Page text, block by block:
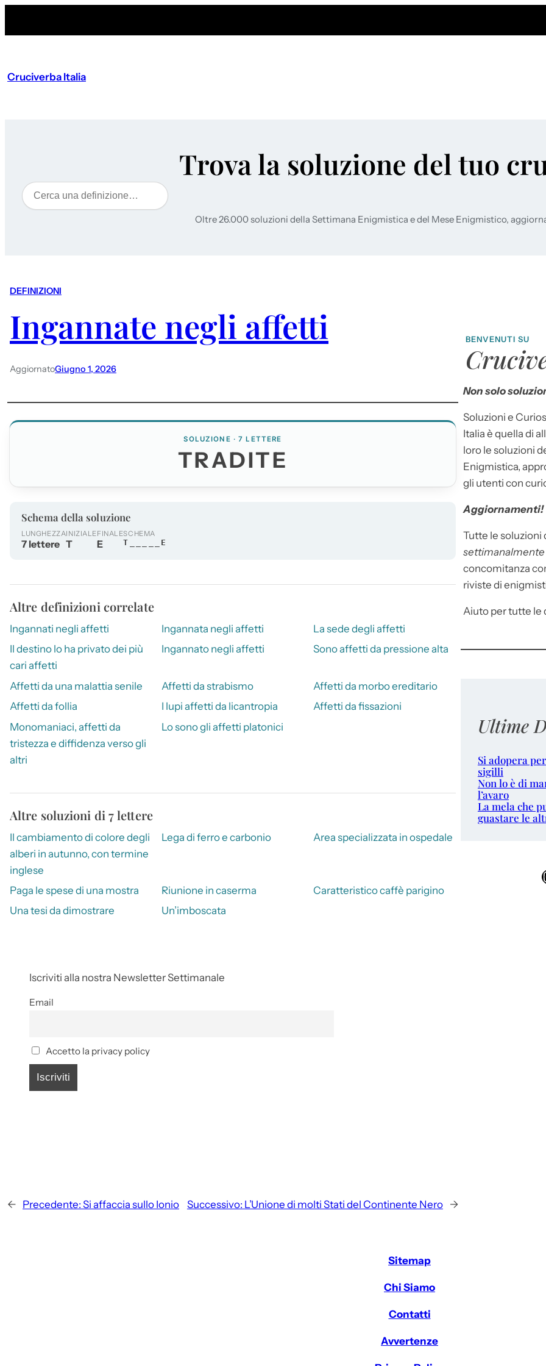
Cruciverba Italia
Trova la soluzione del tuo
Cerca
Oltre 26.000 soluzioni della Settimana Enigmistica e del Mese Enigmistico,
DEFINIZIONI
Ingannate negli affetti
AggiornatoGiugno 1, 2026
SOLUZIONE · 7 LETTERE
TRADITE
Schema della soluzione
LUNGHEZZA
7 lettere
INIZIALE
T
FINALE
E
SCHEMA
T_____E
Altre definizioni correlate
Ingannati negli affetti Ingannata negli affetti
La sede degli affetti
Il destino lo ha privato dei più
cari affetti
Ingannato negli affetti Sono affetti da pressione alta
Affetti da una malattia senile Affetti da strabismo
Affetti da morbo ereditario
Affetti da follia
I lupi affetti da licantropia
Affetti da fissazioni
Monomaniaci, affetti da
tristezza e diffidenza verso gli
altri
Lo sono gli affetti platonici
Altre soluzioni di 7 lettere
Il cambiamento di colore degli
alberi in autunno, con termine
inglese
Lega di ferro e carbonio Area specializzata in ospedale
Paga le spese di una mostra Riunione in caserma
Caratteristico caffè parigino
Una tesi da dimostrare
Un’imboscata
Iscriviti alla nostra Newsletter Settimanale
Email
Accetto la privacy policy
← Precedente: Si affaccia sullo Ionio Successivo: L’Unione di molti Stati del Continente Nero →
BENVENUTI SU
Non solo
Soluzioni e
Italia è quella di
loro le soluzioni
Enigmistica,
gli utenti con
Aggiornamenti!
Tutte le soluzioni
settimanalmente
concomitanza
riviste di
Aiuto per tutte le
Ultime
Si adopera
sigilli
Non lo è di
l’avaro
La mela che
guastare le
Sitemap
Chi Siamo
Contatti
Avvertenze